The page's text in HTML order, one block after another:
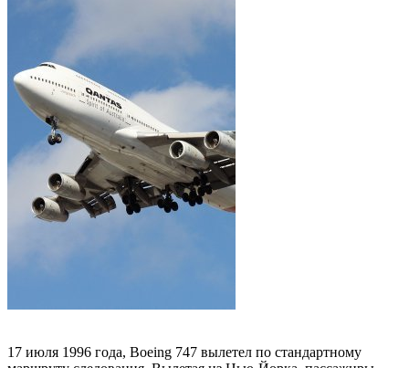
17 июля 1996 года, Boeing 747 вылетел по стандартному